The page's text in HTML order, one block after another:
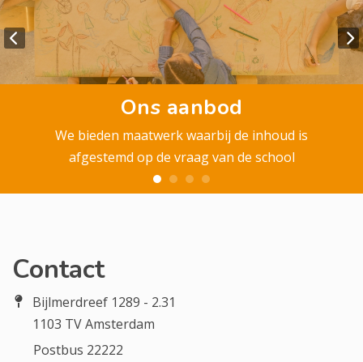
Ons aanbod
We bieden maatwerk waarbij de inhoud is
afgestemd op de vraag van de school
Contact
Bijlmerdreef 1289 - 2.31
1103 TV Amsterdam
Postbus 22222